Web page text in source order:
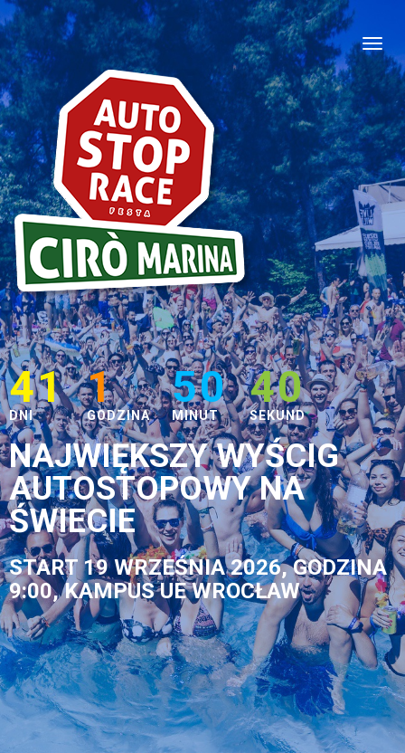
41
DNI
1
GODZINA
50
MINUT
39
SEKUND
NAJWIĘKSZY WYŚCIG
AUTOSTOPOWY NA
ŚWIECIE
START 19 WRZEŚNIA 2026, GODZINA
9:00, KAMPUS UE WROCŁAW